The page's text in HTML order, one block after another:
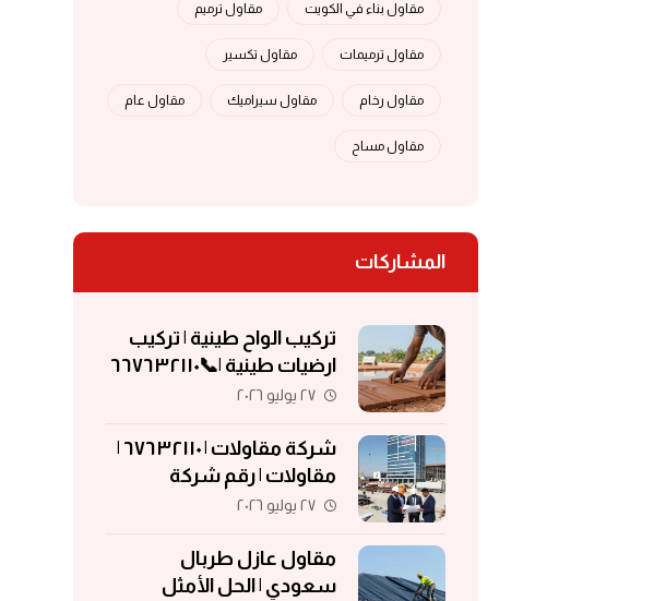
مقاول بناء في الكويت مقاول ترميم
مقاول ترميمات مقاول تكسير
مقاول رخام مقاول سيراميك مقاول عام
مقاول مساح
المشاركات
تركيب الواح طينية | تركيب
ارضيات طينية |📞٦٦٧٦٣٢١١٠
| الواح طينية | معلم تركيب
٢٧ يوليو ٢٠٢٦
شركة مقاولات | ٦٧٦٣٢١١٠ |
مقاولات | رقم شركة
مقاولات | مقاولات الكويت
٢٧ يوليو ٢٠٢٦
مقاول عازل طربال
سعودي | الحل الأمثل